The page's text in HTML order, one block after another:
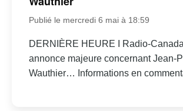
Publié le mercredi 6 mai à 18:59
DERNIÈRE HEURE I Radio-
annonce majeure concernant Jean-
Wauthier… Informations en